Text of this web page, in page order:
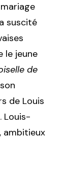
suscité
le jeune
de
de Louis
Louis-
ambitieux